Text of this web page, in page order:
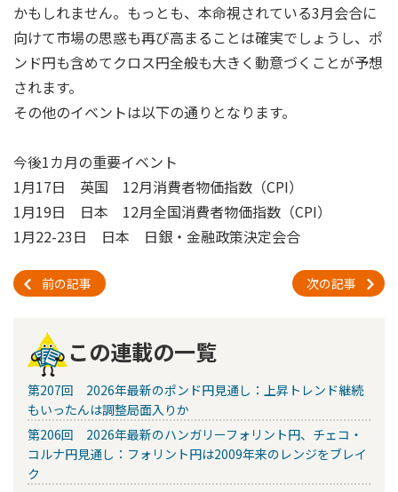
かもしれません。もっとも、本命視されている3月会合に
向けて市場の思惑も再び高まることは確実でしょうし、ポ
ンド円も含めてクロス円全般も大きく動意づくことが予想
されます。
その他のイベントは以下の通りとなります。
今後1カ月の重要イベント
1月17日 英国 12月消費者物価指数（CPI）
1月19日 日本 12月全国消費者物価指数（CPI）
1月22-23日 日本 日銀・金融政策決定会合
前の記事 次の記事
この連載の一覧
第207回 2026年最新のポンド円見通し：上昇トレンド継続
もいったんは調整局面入りか
第206回 2026年最新のハンガリーフォリント円、チェコ・
コルナ円見通し：フォリント円は2009年来のレンジをブレイ
ク